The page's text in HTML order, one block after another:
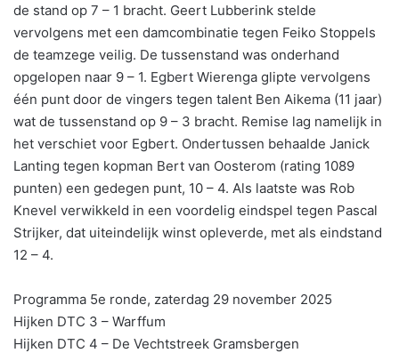
de stand op 7 – 1 bracht. Geert Lubberink stelde
vervolgens met een damcombinatie tegen Feiko Stoppels
de teamzege veilig. De tussenstand was onderhand
opgelopen naar 9 – 1. Egbert Wierenga glipte vervolgens
één punt door de vingers tegen talent Ben Aikema (11 jaar)
wat de tussenstand op 9 – 3 bracht. Remise lag namelijk in
het verschiet voor Egbert. Ondertussen behaalde Janick
Lanting tegen kopman Bert van Oosterom (rating 1089
punten) een gedegen punt, 10 – 4. Als laatste was Rob
Knevel verwikkeld in een voordelig eindspel tegen Pascal
Strijker, dat uiteindelijk winst opleverde, met als eindstand
12 – 4.
Programma 5e ronde, zaterdag 29 november 2025
Hijken DTC 3 – Warffum
Hijken DTC 4 – De Vechtstreek Gramsbergen